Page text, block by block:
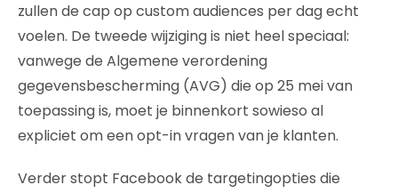
zullen de cap op custom audiences per dag echt
voelen. De tweede wijziging is niet heel speciaal:
vanwege de Algemene verordening
gegevensbescherming (AVG) die op 25 mei van
toepassing is, moet je binnenkort sowieso al
expliciet om een opt-in vragen van je klanten.
Verder stopt Facebook de targetingopties die